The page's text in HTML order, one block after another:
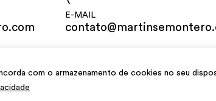
com o armazenamento de cookies no seu
E-MAIL